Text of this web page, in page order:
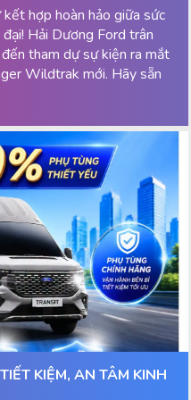
hợp hoàn hảo giữa sức
Hải Dương Ford trân
tham dự sự kiện ra mắt
Wildtrak mới. Hãy sẵn
KIỆM, AN TÂM KINH